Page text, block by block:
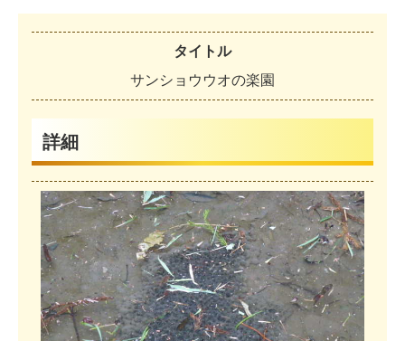
タイトル
サンシ ョ ウ ウオの楽園
詳細